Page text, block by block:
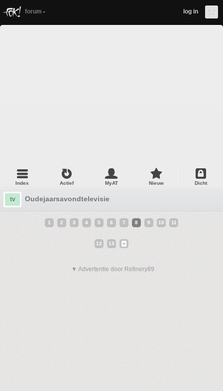
forum log in
Index Actief MyAT Nieuw Dicht
tv Oudejaarsavondtelevisie
1 2 3 4 5 6 7 8 9 10 11
12 13
▼ Advertentie door Refinery89